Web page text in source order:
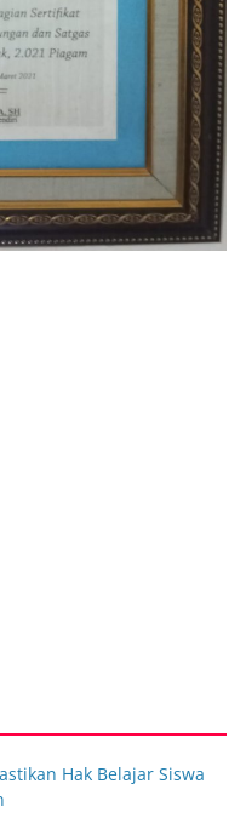
Hak Belajar Siswa